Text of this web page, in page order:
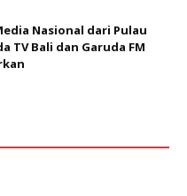
Nasional dari Pulau
TV Bali dan Garuda FM